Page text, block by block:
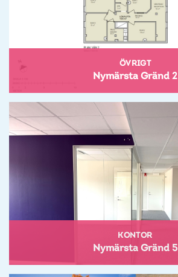
ÖVRIGT
Nymärsta Gränd 2
KONTOR
Nymärsta Gränd 5